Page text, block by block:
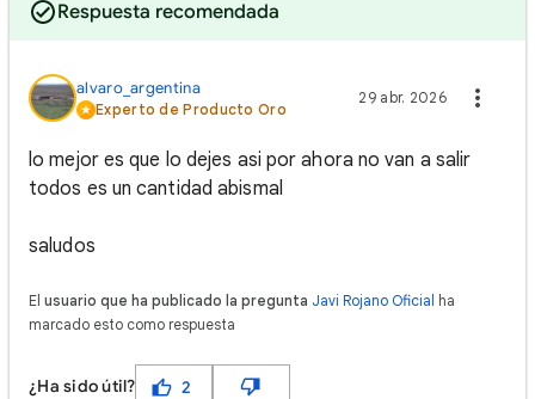
Respuesta recomendada
alvaro_argentina
Experto de Producto Oro
29 abr. 2026
lo mejor es que lo dejes asi por ahora no van a salir
todos es un cantidad abismal
saludos
El usuario que ha publicado la pregunta Javi Rojano Oficial ha
marcado esto como respuesta
¿Ha sido útil? 2